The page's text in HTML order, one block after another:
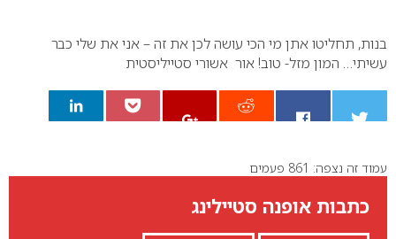
בנות, תחליטו אתן מי הכי עושה לכן את זה – אני את שלי כבר
עשיתי… המון מזל- טוב! אור אשורי סטייליסטית
0
עמוד זה נצפה: 861 פעמים
כתבות אופנה סטיילינג